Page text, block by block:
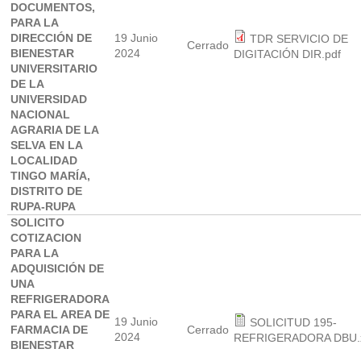
DOCUMENTOS,
PARA LA
DIRECCIÓN DE
BIENESTAR
UNIVERSITARIO
DE LA
UNIVERSIDAD
NACIONAL
AGRARIA DE LA
SELVA EN LA
LOCALIDAD
TINGO MARÍA,
DISTRITO DE
RUPA-RUPA
19 Junio
2024
Cerrado
TDR SERVICIO DE
DIGITACIÓN DIR.pdf
SOLICITO
COTIZACION
PARA LA
ADQUISICIÓN DE
UNA
REFRIGERADORA
PARA EL AREA DE
FARMACIA DE
BIENESTAR
19 Junio
2024
Cerrado
SOLICITUD 195-
REFRIGERADORA